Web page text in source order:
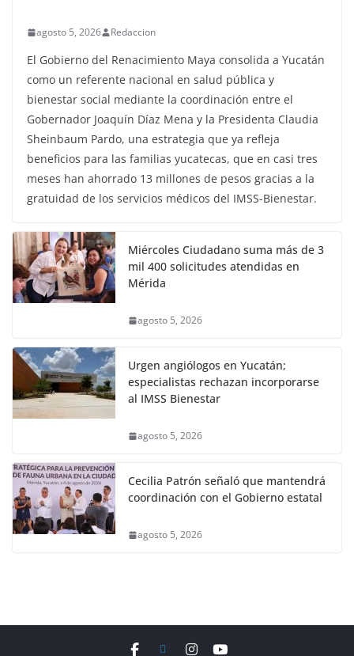
agosto 5, 2026 Redaccion
El Gobierno del Renacimiento Maya consolida a Yucatán
como un referente nacional en salud pública y
bienestar social mediante la coordinación entre el
Gobernador Joaquín Díaz Mena y la Presidenta Claudia
Sheinbaum Pardo, una estrategia que ya refleja
beneficios para las familias yucatecas, que en casi tres
meses han ahorrado 13 millones de pesos gracias a la
gratuidad de los servicios médicos del IMSS-Bienestar.
Miércoles Ciudadano suma más de 3
mil 400 solicitudes atendidas en
Mérida
agosto 5, 2026
Urgen angiólogos en Yucatán;
especialistas rechazan incorporarse
al IMSS Bienestar
agosto 5, 2026
Cecilia Patrón señaló que mantendrá
coordinación con el Gobierno estatal
agosto 5, 2026